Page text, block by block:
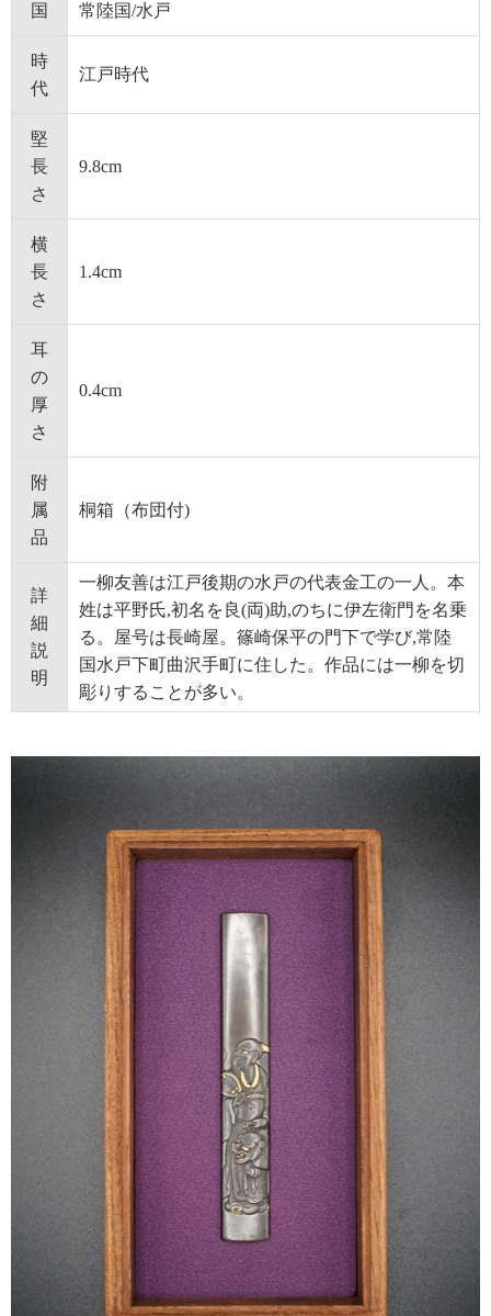
国 常陸国/水戸
時
代
江戸時代
堅
長
さ
9.8cm
横
長
さ
1.4cm
耳
の
厚
さ
0.4cm
附
属
品
桐箱（布団付)
詳
細
説
明
一柳友善は江戸後期の水戸の代表金工の一人。本
姓は平野氏,初名を良(両)助,のちに伊左衛門を名乗
る。屋号は長崎屋。篠崎保平の門下で学び,常陸
国水戸下町曲沢手町に住した。作品には一柳を切
彫りすることが多い。